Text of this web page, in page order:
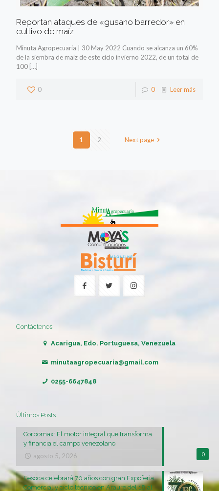
Reportan ataques de «gusano barredor» en
cultivo de maíz
Minuta Agropecuaria | 30 May 2022 Cuando se alcanza un 60%
de la siembra de maíz de este ciclo invierno 2022, de un total de
100 […]
0 0 Leer más
1 2 Next page
Contáctenos
Acarigua, Edo. Portuguesa, Venezuela
minutaagropecuaria@gmail.com
0255-6647848
Últimos Posts
0
Corpomax: El motor integral que transforma
y financia el campo venezolano
agosto 5, 2026
Fesoca celebrará 70 años con gran Expoferia
Comercial y ciclo técnico en Araure del 18 al